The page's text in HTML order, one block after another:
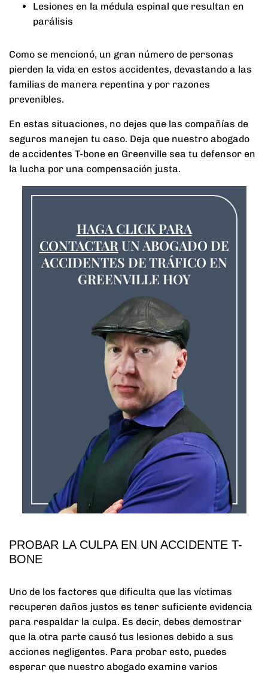
Lesiones en la médula espinal que resultan en
parálisis
Como se mencionó, un gran número de personas
pierden la vida en estos accidentes, devastando a las
familias de manera repentina y por razones
prevenibles.
En estas situaciones, no dejes que las compañías de
seguros manejen tu caso. Deja que nuestro abogado
de accidentes T-bone en Greenville sea tu defensor en
la lucha por una compensación justa.
HAGA CLICK PARA
CONTACTARUN ABOGADO DE
ACCIDENTES DE TRÁFICO EN
GREENVILLE HOY
PROBAR LA CULPA EN UN ACCIDENTE T-
BONE
Uno de los factores que dificulta que las víctimas
recuperen daños justos es tener suficiente evidencia
para respaldar la culpa. Es decir, debes demostrar
que la otra parte causó tus lesiones debido a sus
acciones negligentes. Para probar esto, puedes
esperar que nuestro abogado examine varios